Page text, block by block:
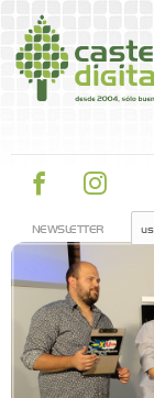
NEWSLETTER